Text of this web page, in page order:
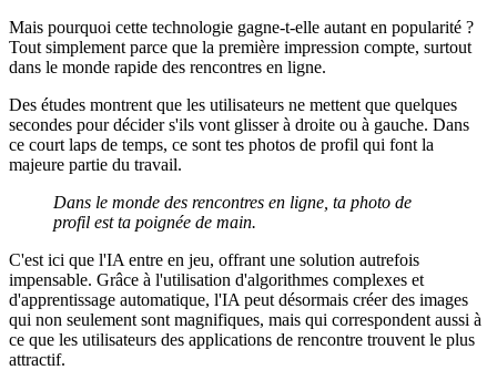
Mais pourquoi cette technologie gagne-t-elle autant en popularité ?
Tout simplement parce que la première impression compte, surtout
dans le monde rapide des rencontres en ligne.
Des études montrent que les utilisateurs ne mettent que quelques
secondes pour décider s'ils vont glisser à droite ou à gauche. Dans
ce court laps de temps, ce sont tes photos de profil qui font la
majeure partie du travail.
Dans le monde des rencontres en ligne, ta photo de
profil est ta poignée de main.
C'est ici que l'IA entre en jeu, offrant une solution autrefois
impensable. Grâce à l'utilisation d'algorithmes complexes et
d'apprentissage automatique, l'IA peut désormais créer des images
qui non seulement sont magnifiques, mais qui correspondent aussi à
ce que les utilisateurs des applications de rencontre trouvent le plus
attractif.